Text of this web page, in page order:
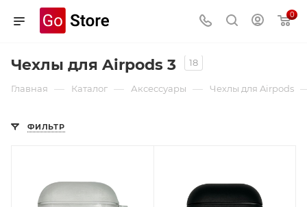
0
Чехлы для Airpods 3 18
Главная — Каталог — Аксессуары — Чехлы для Airpods
ФИЛЬТР